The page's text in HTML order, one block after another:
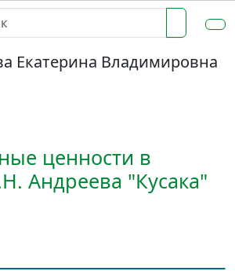
Екатерина Владимировна
ценности в
Андреева "Кусака"